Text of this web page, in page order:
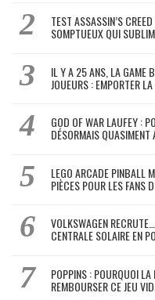
TEST ASSASSIN’S
SOMPTUEUX QUI
IL Y A 25 ANS, LA GAME
JOUEURS : EMPORTER
GOD OF WAR LAUFEY :
DÉSORMAIS QUASIMENT
LEGO ARCADE PINBALL
PIÈCES POUR LES FANS
VOLKSWAGEN
CENTRALE SOLAIRE EN
POPPINS : POURQUOI
REMBOURSER CE JEU